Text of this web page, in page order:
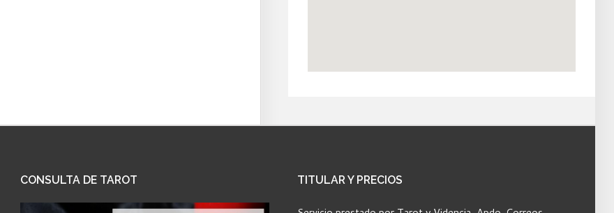
CONSULTA DE TAROT TITULARY PRECIOS